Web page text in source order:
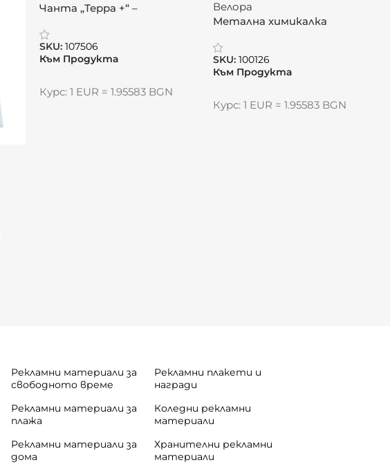
Чанта „Терра +“ –
готова за брандиране
SKU:107506
Към Продукта
Курс: 1 EUR = 1.95583 BGN
Метална химикалка
SKU:100126
Към Продукта
Курс: 1 EUR = 1.95583 BGN
Рекламни материали за
свободното време
Рекламни материали за
плажа
Рекламни материали за
дома
Рекламни плакети и
награди
Коледни рекламни
материали
Хранителни рекламни
материали